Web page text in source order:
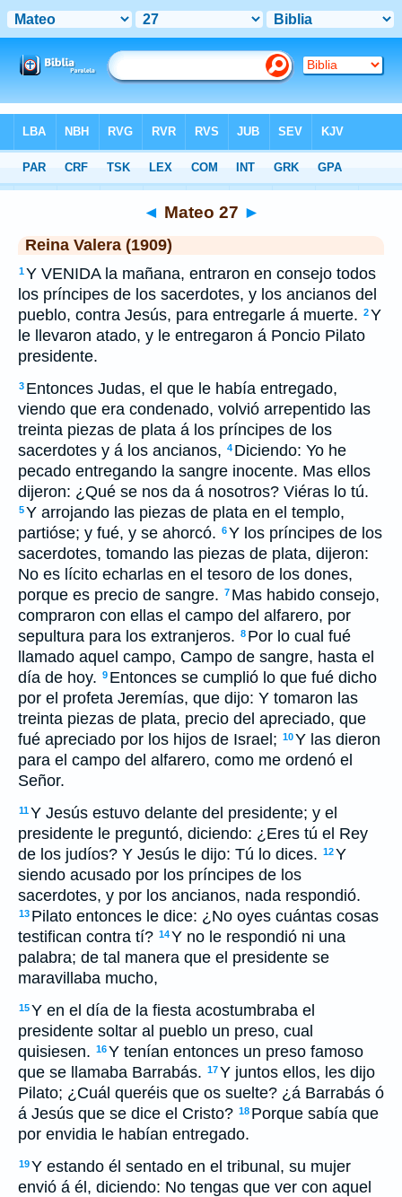
>RVR 1909 > Mateo 27
◄ Mateo 27 ►
Reina Valera (1909)
1Y VENIDA la mañana, entraron en consejo todos
los príncipes de los sacerdotes, y los ancianos del
pueblo, contra Jesús, para entregarle á muerte. 2Y
le llevaron atado, y le entregaron á Poncio Pilato
presidente.
3 Entonces Judas, el que le había entregado,
viendo que era condenado, volvió arrepentido las
treinta piezas de plata á los príncipes de los
sacerdotes y á los ancianos, 4 Diciendo: Yo he
pecado entregando la sangre inocente. Mas ellos
dijeron: ¿Qué se nos da á nosotros? Viéras lo tú.
5Y arrojando las piezas de plata en el templo,
partióse; y fué, y se ahorcó. 6Y los príncipes de los
sacerdotes, tomando las piezas de plata, dijeron:
No es lícito echarlas en el tesoro de los dones,
porque es precio de sangre. 7 Mas habido consejo,
compraron con ellas el campo del alfarero, por
sepultura para los extranjeros. 8 Por lo cual fué
llamado aquel campo, Campo de sangre, hasta el
día de hoy. 9 Entonces se cumplió lo que fué dicho
por el profeta Jeremías, que dijo: Y tomaron las
treinta piezas de plata, precio del apreciado, que
fué apreciado por los hijos de Israel; 10Y las dieron
para el campo del alfarero, como me ordenó el
Señor.
11Y Jesús estuvo delante del presidente; y el
presidente le preguntó, diciendo: ¿Eres tú el Rey
de los judíos? Y Jesús le dijo: Tú lo dices. 12Y
siendo acusado por los príncipes de los
sacerdotes, y por los ancianos, nada respondió.
13 Pilato entonces le dice: ¿No oyes cuántas cosas
testifican contra tí? 14Y no le respondió ni una
palabra; de tal manera que el presidente se
maravillaba mucho,
15Y en el día de la fiesta acostumbraba el
presidente soltar al pueblo un preso, cual
quisiesen. 16Y tenían entonces un preso famoso
que se llamaba Barrabás. 17Y juntos ellos, les dijo
Pilato; ¿Cuál queréis que os suelte? ¿á Barrabás ó
á Jesús que se dice el Cristo? 18 Porque sabía que
por envidia le habían entregado.
19Y estando él sentado en el tribunal, su mujer
envió á él, diciendo: No tengas que ver con aquel